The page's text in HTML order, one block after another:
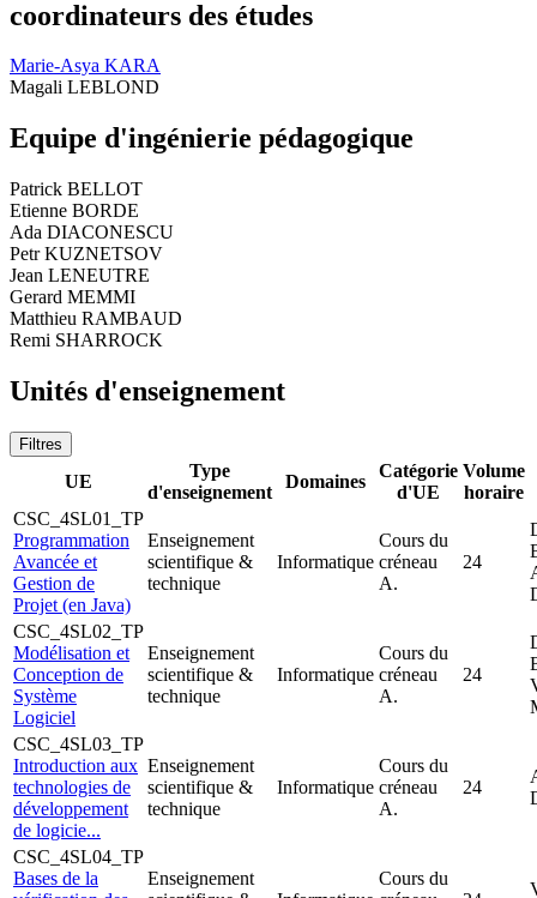
coordinateurs des études
Marie-Asya KARA
Magali LEBLOND
Equipe d'ingénierie pédagogique
Patrick BELLOT
Etienne BORDE
Ada DIACONESCU
Petr KUZNETSOV
Jean LENEUTRE
Gerard MEMMI
Matthieu RAMBAUD
Remi SHARROCK
Unités d'enseignement
Filtres
UE
Type
d'enseignement
Domaines
Catégorie
d'UE
Volume
horaire
CSC_4SL01_TP
Programmation
Avancée et
Gestion de
Projet (en Java)
Enseignement
scientifique &
technique
Informatique
Cours du
créneau
A.
24
CSC_4SL02_TP
Modélisation et
Conception de
Système
Logiciel
Enseignement
scientifique &
technique
Informatique
Cours du
créneau
A.
24
CSC_4SL03_TP
Introduction aux
technologies de
développement
de logicie...
Enseignement
scientifique &
technique
Informatique
Cours du
créneau
A.
24
CSC_4SL04_TP
Bases de la
Enseignement
Cours du